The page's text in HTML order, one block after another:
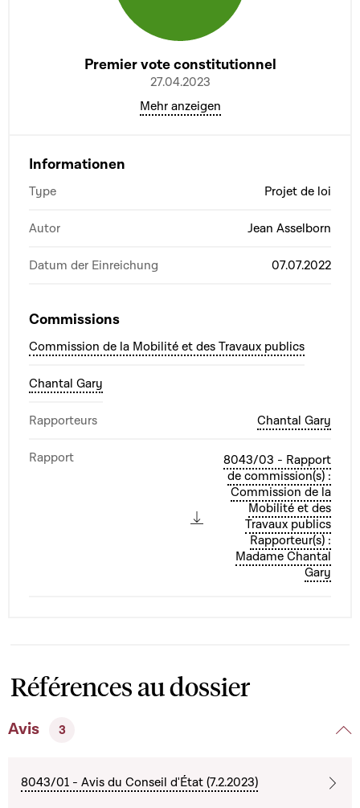
Premier vote constitutionnel
27.04.2023
Mehr anzeigen
Informationen
Type Projet de loi
Autor Jean Asselborn
Datum der Einreichung 07.07.2022
Commissions
Commission de la Mobilité et des Travaux publics
Chantal Gary
Rapporteurs Chantal Gary
Rapport
8043/03 - Rapport
de commission(s) :
Commission de la
Mobilité et des
Travaux publics
Rapporteur(s) :
Madame Chantal
Gary
Références au dossier
Avis 3
8043/01 - Avis du Conseil d'État (7.2.2023)